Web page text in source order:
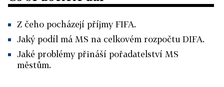
Z čeho pocházejí příjmy FIFA.
Jaký podíl má MS na celkovém rozpočtu DIFA.
Jaké problémy přináší pořadatelství MS
městům.